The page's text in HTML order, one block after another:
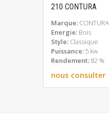
210 CONTURA
Marque: CONTURA
Energie: Bois
Style: Classique
Puissance: 5 kw
Rendement: 82 %
nous consulter